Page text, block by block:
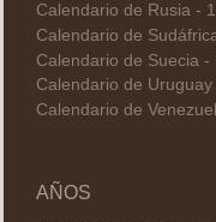
Calendario de Rusia -
Calendario de
Calendario de Suecia -
Calendario de Uruguay
Calendario de
AÑOS